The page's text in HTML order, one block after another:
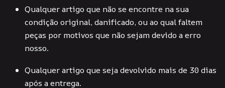
Qualquer artigo que não se encontre na sua
condição original, danificado, ou ao qual faltem
peças por motivos que não sejam devido a erro
nosso.
Qualquer artigo que seja devolvido mais de 30 dias
após a entrega.